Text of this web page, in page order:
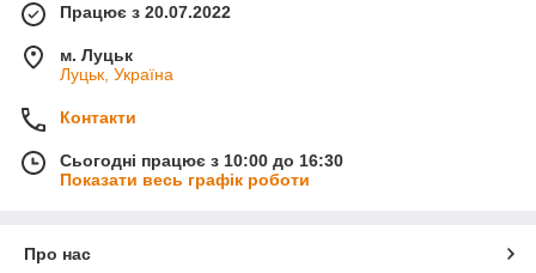
Працює з 20.07.2022
м. Луцьк
Луцьк, Україна
Контакти
Сьогодні працює з 10:00 до 16:30
Показати весь графік роботи
Про нас